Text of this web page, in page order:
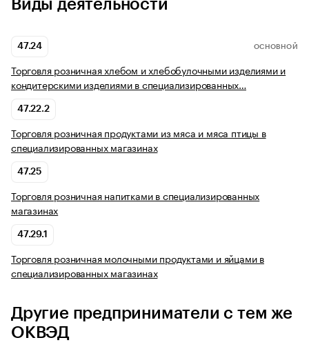
Виды деятельности
47.24 ОСНОВНОЙ
Торговля розничная хлебом и хлебобулочными изделиями и
кондитерскими изделиями в специализированных…
47.22.2
Торговля розничная продуктами из мяса и мяса птицы в
специализированных магазинах
47.25
Торговля розничная напитками в специализированных
магазинах
47.29.1
Торговля розничная молочными продуктами и яйцами в
специализированных магазинах
Другие предприниматели с тем же
ОКВЭД